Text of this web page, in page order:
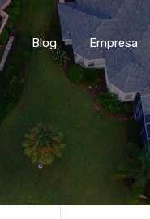
Propiedades
Blog Empresa